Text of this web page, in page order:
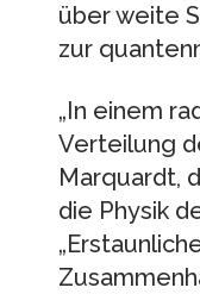
über weite
zur
„In einem
Verteilung
Marquardt,
die Physik